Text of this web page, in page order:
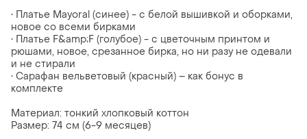
• Платье Mayoral (синее) - с белой вышивкой и оборками,
новое со всеми бирками
• Платье F&amp;F (голубое) - с цветочным принтом и
рюшами, новое, срезанное бирка, но ни разу не одевали
и не стирали
• Сарафан вельветовый (красный) – как бонус в
комплекте
Материал: тонкий хлопковый коттон
Размер: 74 см (6-9 месяцев)